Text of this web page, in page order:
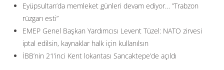
Eyüpsultan’da memleket günleri devam ediyor… ”Trabzon
rüzgarı esti”
EMEP Genel Başkan Yardımcısı Levent Tüzel: NATO zirvesi
iptal edilsin, kaynaklar halk için kullanılsın
İBB’nin 21’inci Kent lokantası Sancaktepe’de açıldı